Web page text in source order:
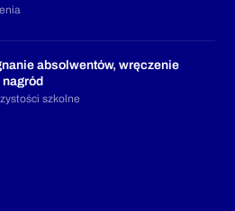
absolwentów, wręczenie
nagród
szkolne